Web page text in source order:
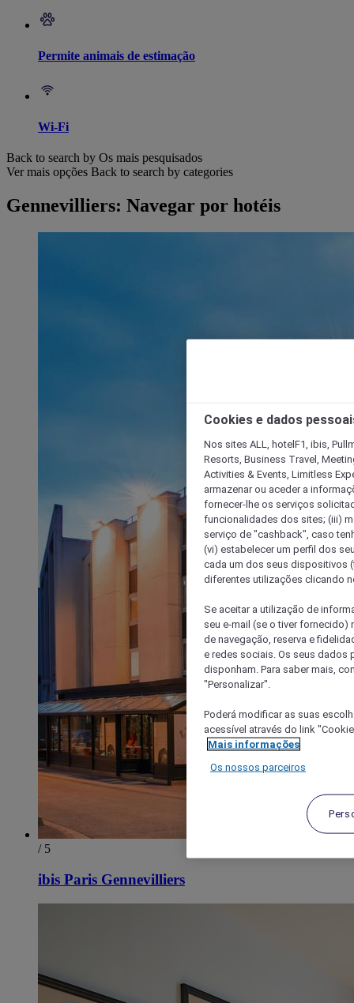
Permite animais de estimação
Wi-Fi
Back to search by Os mais pesquisados
Ver mais opções Back to search by categories
Gennevilliers: Navegar por hotéis
/ 5
ibis Paris Gennevilliers
Cookies e dados
Nos sites ALL, hotelF1, ibis,
Resorts, Business Travel,
Activities & Events, Limitless
armazenar ou aceder a
fornecer-lhe os serviços
funcionalidades dos sites; (iii)
serviço de "cashback", caso
(vi) estabelecer um perfil dos
cada um dos seus dispositivos
diferentes utilizações clicando
Se aceitar a utilização de
seu e-mail (se o tiver
de navegação, reserva e
e redes sociais. Os seus dados
disponham. Para saber mais,
"Personalizar".
Poderá modificar as suas
acessível através do link
Mais informações
Os nossos parceiros